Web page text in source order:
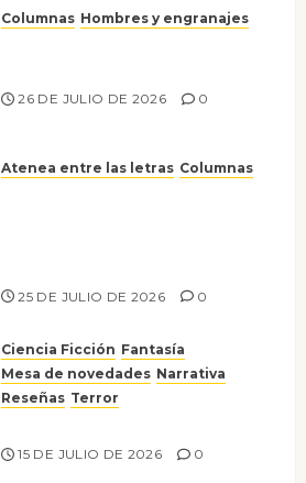
Columnas Hombres y engranajes
26 DE JULIO DE 2026 0
Atenea entre las letras Columnas
25 DE JULIO DE 2026 0
Ciencia Ficción Fantasía
Mesa de novedades Narrativa
Reseñas Terror
15 DE JULIO DE 2026 0